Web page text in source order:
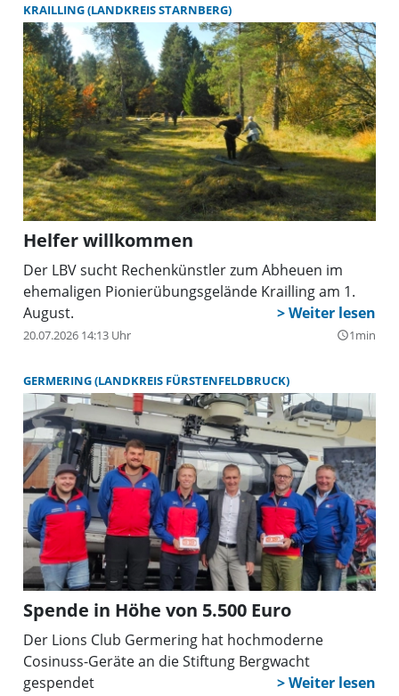
KRAILLING (LANDKREIS STARNBERG)
Helfer willkommen
Der LBV sucht Rechenkünstler zum Abheuen im
ehemaligen Pionierübungsgelände Krailling am 1.
August.
20.07.2026 14:13 Uhr query_builder1min
GERMERING (LANDKREIS FÜRSTENFELDBRUCK)
Spende in Höhe von 5.500 Euro
Der Lions Club Germering hat hochmoderne
Cosinuss-Geräte an die Stiftung Bergwacht
gespendet